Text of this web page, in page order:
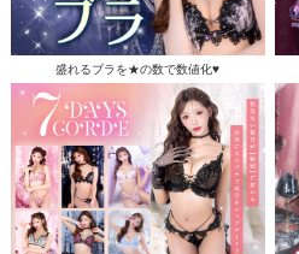
盛れるブラを★の数で数値化♥